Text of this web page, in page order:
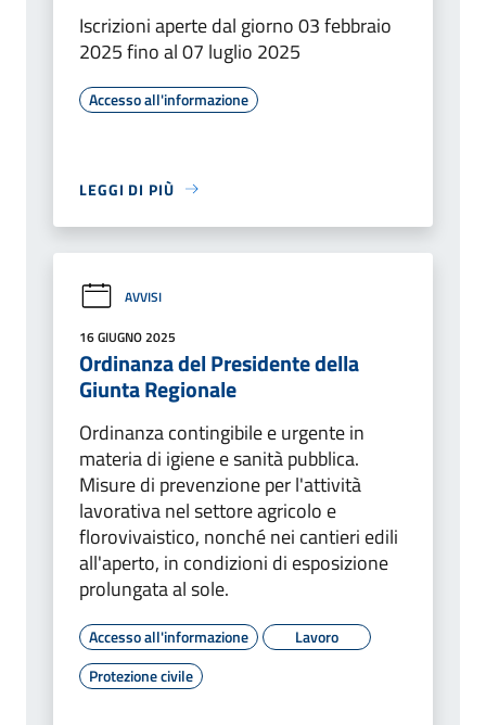
Iscrizioni aperte dal giorno 03 febbraio
2025 fino al 07 luglio 2025
Accesso all'informazione
LEGGI DI PIÙ
AVVISI
16 GIUGNO 2025
Ordinanza del Presidente della
Giunta Regionale
Ordinanza contingibile e urgente in
materia di igiene e sanità pubblica.
Misure di prevenzione per l'attività
lavorativa nel settore agricolo e
florovivaistico, nonché nei cantieri edili
all'aperto, in condizioni di esposizione
prolungata al sole.
Accesso all'informazione
Lavoro
Protezione civile